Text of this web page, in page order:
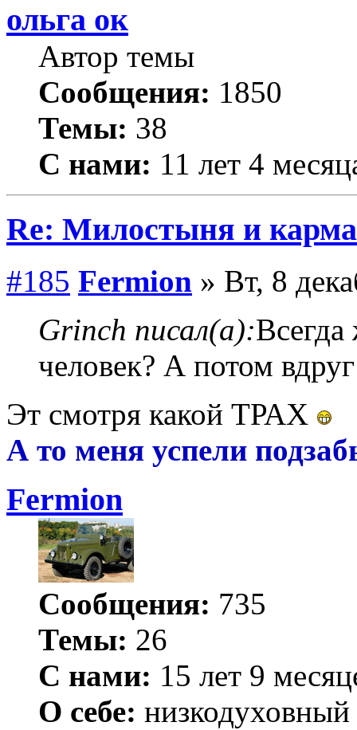
ольга ок
Автор темы
Сообщения: 1850
Темы: 38
С нами: 11 лет 4
Re: Милостыня и карма
#185 Fermion » Вт, 8
Grinch писал(а):Всегда
человек? А потом
Эт смотря какой ТРАХ
А то меня успели
Fermion
Сообщения: 735
Темы: 26
С нами: 15 лет 9
О себе: